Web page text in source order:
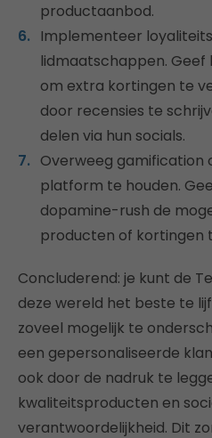
productaanbod.
Implementeer
lidmaatschappen.
om extra kortingen te
door recensies te
delen via hun socials.
Overweeg gamification
platform te houden.
dopamine-rush de
producten of kortingen
Concluderend: je kunt de
deze wereld het beste te
zoveel mogelijk te
een gepersonaliseerde
ook door de nadruk te
kwaliteitsproducten en
verantwoordelijkheid. Dit